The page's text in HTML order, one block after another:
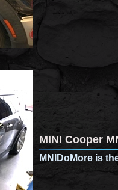
MINI Cooper
MNIDoMore is